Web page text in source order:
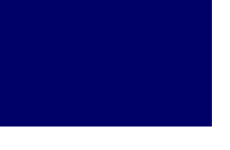
Domain
bis